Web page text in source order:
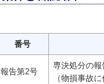
番号
報告第2号
専決処分の報
（物損事故